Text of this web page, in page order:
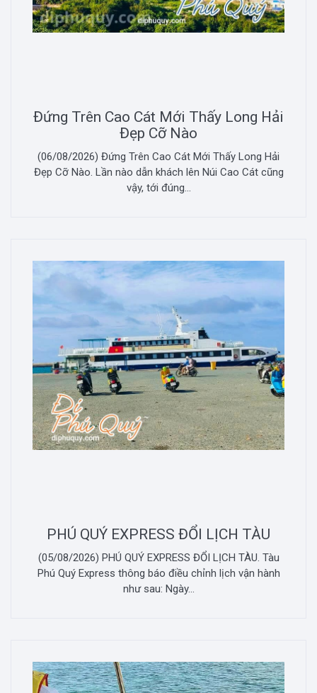
Đứng Trên Cao Cát Mới Thấy Long Hải
Đẹp Cỡ Nào
(06/08/2026) Đứng Trên Cao Cát Mới Thấy Long Hải
Đẹp Cỡ Nào. Lần nào dẫn khách lên Núi Cao Cát cũng
vậy, tới đúng...
PHÚ QUÝ EXPRESS ĐỔI LỊCH TÀU
(05/08/2026) PHÚ QUÝ EXPRESS ĐỔI LỊCH TÀU. Tàu
Phú Quý Express thông báo điều chỉnh lịch vận hành
như sau: Ngày...